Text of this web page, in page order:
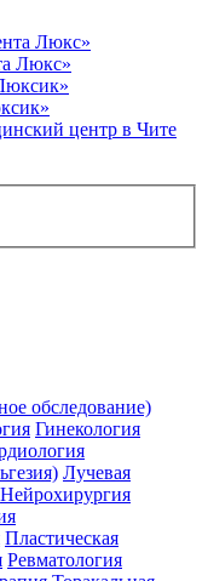
Люкс»
обследование)
Гинекология
Лучевая
Нейрохирургия
Пластическая
Ревматология